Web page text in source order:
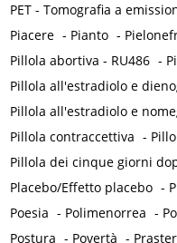
PET - Tomografia a
Piacere - Pianto -
Pillola abortiva - RU486 -
Pillola all'estradiolo e
Pillola all'estradiolo e
Pillola contraccettiva -
Pillola dei cinque giorni
Placebo/Effetto placebo -
Poesia - Polimenorrea -
Postura - Povertà -